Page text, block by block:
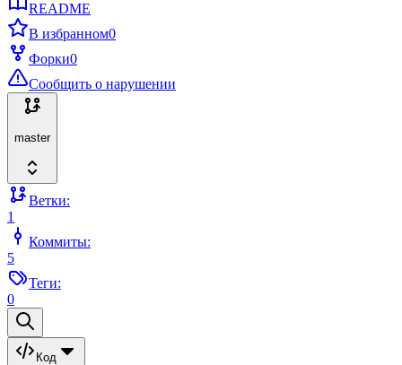
README
В избранном0
Форки0
Сообщить о нарушении
master
Ветки:
1
Коммиты:
5
Теги:
0
Код